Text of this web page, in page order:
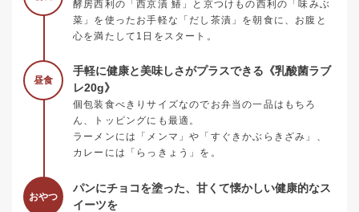
酵房西利の「西京漬 鰆」と京つけもの西利の「味みぶ
菜」を使ったお手軽な「だし茶漬」を朝食に、お腹と
心を満たして1日をスタート。
昼食
手軽に健康と美味しさがプラスできる《乳酸菌ラブ
レ20g》
個包装食べきりサイズなのでお弁当の一品はもちろ
ん、トッピングにも最適。
ラーメンには「メンマ」や「すぐきかぶらきざみ」、
カレーには「らっきょう」を。
おやつ
パンにチョコを塗った、甘くて懐かしい健康的なス
イーツを